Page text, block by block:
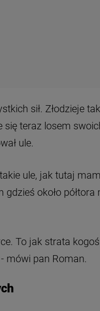
sił. Złodzieje
teraz losem
ule.
ule, jak tutaj
około półtora
To jak strata
mówi pan Roman.